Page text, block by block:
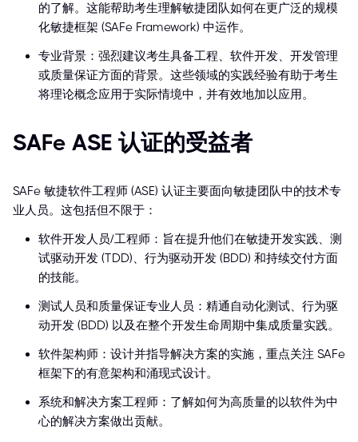
的了解。这能帮助考生理解敏捷团队如何在更广泛的规模
化敏捷框架 (SAFe Framework) 中运作。
专业背景：强烈建议考生具备工程、软件开发、开发管理
或质量保证方面的背景。这些领域的实践经验有助于考生
将理论概念应用于实际情境中，并有效地加以应用。
SAFe ASE 认证的受益者
SAFe 敏捷软件工程师 (ASE) 认证主要面向敏捷团队中的技术专
业人员。这包括但不限于：
软件开发人员/工程师：旨在提升他们在敏捷开发实践、测
试驱动开发 (TDD)、行为驱动开发 (BDD) 和持续交付方面
的技能。
测试人员和质量保证专业人员：精通自动化测试、行为驱
动开发 (BDD) 以及在整个开发生命周期中集成质量实践。
软件架构师：设计并指导解决方案的实施，重点关注 SAFe
框架下的有意架构和涌现式设计。
系统和解决方案工程师：了解如何为高质量的以软件为中
心的解决方案做出贡献。